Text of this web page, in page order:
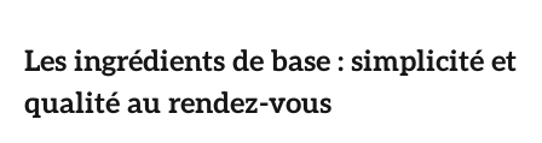
Les ingrédients de base : simplicité et
qualité au rendez-vous